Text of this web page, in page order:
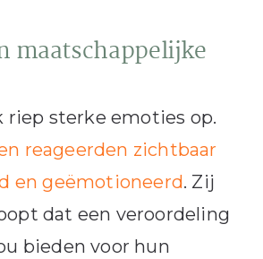
maatschappelijke
riep sterke emoties op.
reageerden zichtbaar
en geëmotioneerd. Zij
dat een veroordeling
bieden voor hun